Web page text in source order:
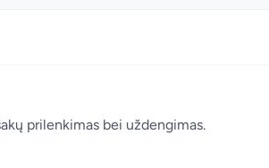
prilenkimas bei uždengimas.